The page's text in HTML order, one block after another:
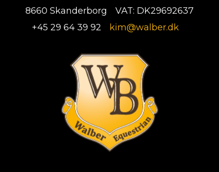
8660 Skanderborg
VAT: DK29692637
+45 29 64 39 92
kim@walber.dk